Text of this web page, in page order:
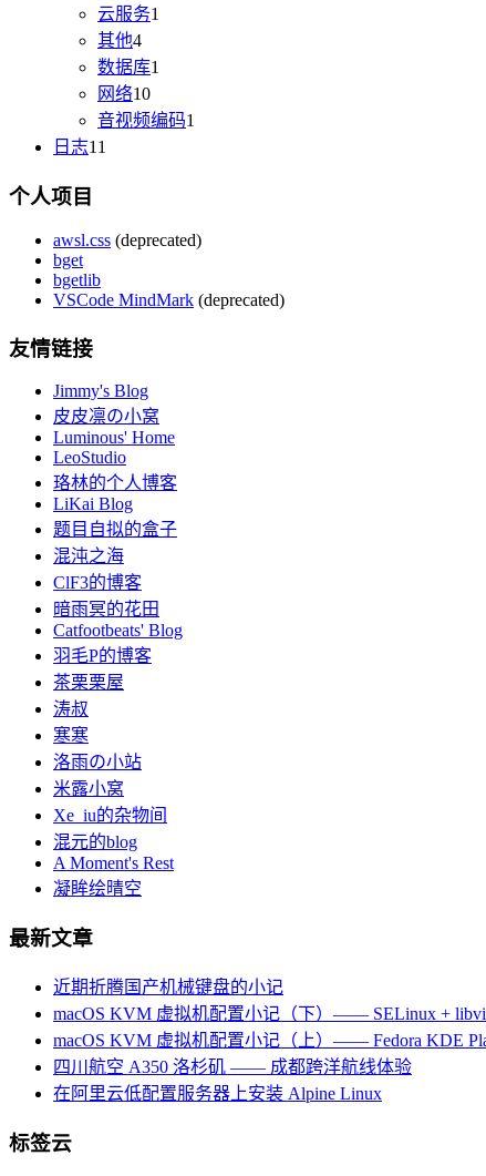
云服务1
其他4
数据库1
网络10
音视频编码1
日志11
个人项目
awsl.css (deprecated)
bget
bgetlib
VSCode MindMark (deprecated)
友情链接
Jimmy's Blog
皮皮凛の小窝
Luminous' Home
LeoStudio
珞林的个人博客
LiKai Blog
题目自拟的盒子
混沌之海
ClF3的博客
暗雨冥的花田
Catfootbeats' Blog
羽毛P的博客
茶栗栗屋
涛叔
寒寒
洛雨の小站
米露小窝
Xe_iu的杂物间
混元的blog
A Moment's Rest
凝眸绘晴空
最新文章
近期折腾国产机械键盘的小记
macOS KVM 虚拟机配置小记（下）—— SELinux +
macOS KVM 虚拟机配置小记（上）—— Fedora KDE
四川航空 A350 洛杉矶 —— 成都跨洋航线体验
在阿里云低配置服务器上安装 Alpine Linux
标签云